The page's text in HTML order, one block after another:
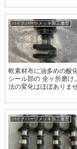
バイクパーツメッキ加工履歴
軟素材布に油多めの酸
シール部の 全ヶ所磨け
法の変化はほぼありま
バイクパーツメッキ加工履歴